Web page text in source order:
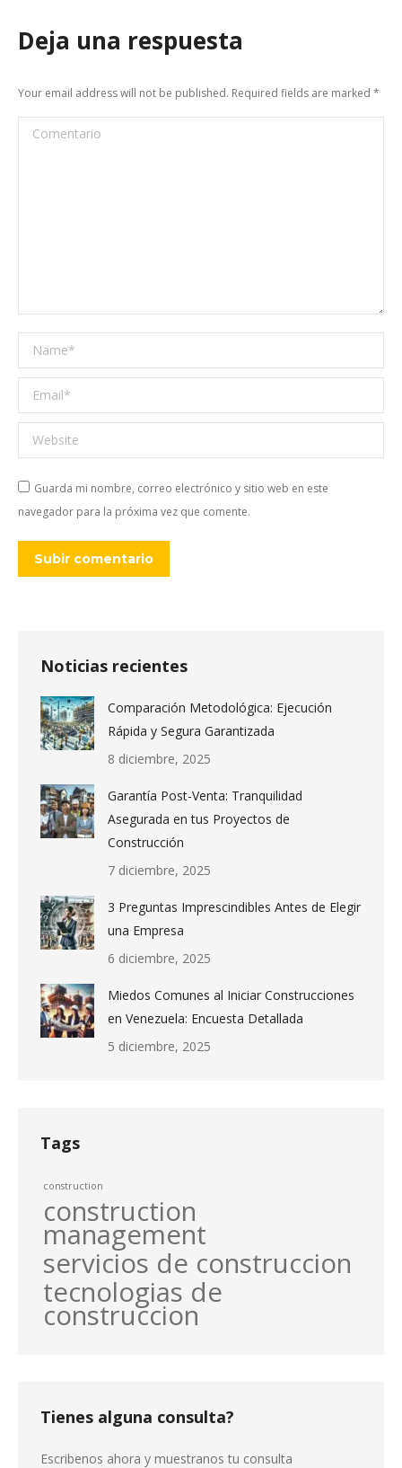
Deja una respuesta
Your email address will not be published. Required fields are marked *
Comentario
Name *
Email *
Website
Guarda mi nombre, correo electrónico y sitio web en este
navegador para la próxima vez que comente.
Subir comentario
Noticias recientes
Comparación Metodológica: Ejecución
Rápida y Segura Garantizada
8 diciembre, 2025
Garantía Post-Venta: Tranquilidad
Asegurada en tus Proyectos de
Construcción
7 diciembre, 2025
3 Preguntas Imprescindibles Antes de Elegir
una Empresa
6 diciembre, 2025
Miedos Comunes al Iniciar Construcciones
en Venezuela: Encuesta Detallada
5 diciembre, 2025
Tags
construction
construction
management
servicios de construccion
tecnologias de
construccion
Tienes alguna consulta?
Escribenos ahora y muestranos tu consulta